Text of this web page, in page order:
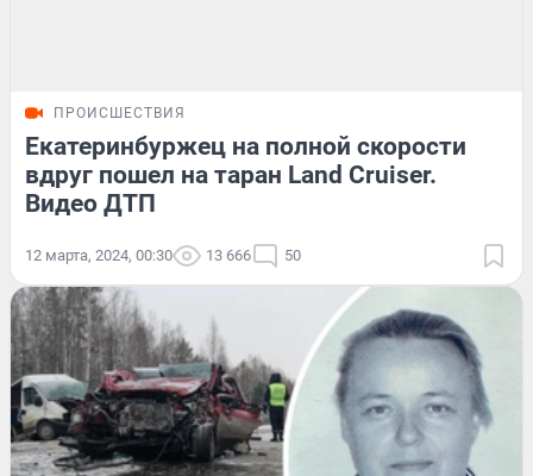
ПРОИСШЕСТВИЯ
Екатеринбуржец на полной скорости
вдруг пошел на таран Land Cruiser.
Видео ДТП
12 марта, 2024, 00:30 13 666 50